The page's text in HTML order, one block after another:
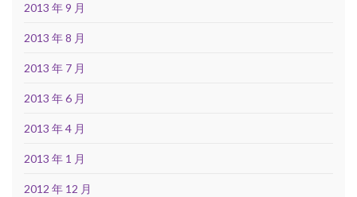
2013 年 9 月
2013 年 8 月
2013 年 7 月
2013 年 6 月
2013 年 4 月
2013 年 1 月
2012 年 12 月